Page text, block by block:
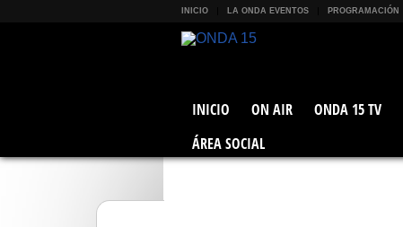
INICIO LA ONDA EVENTOS PROGRAMACIÓN
INICIO ON AIR ONDA 15 TV
ÁREA SOCIAL